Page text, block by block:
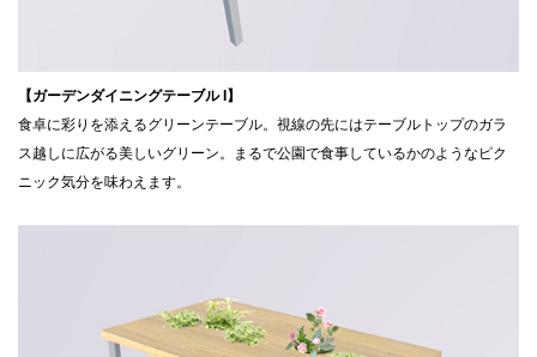
【ガーデンダイニングテーブル I】
食卓に彩りを添えるグリーンテーブル。視線の先にはテーブルトップのガラ
ス越しに広がる美しいグリーン。まるで公園で食事しているかのようなピク
ニック気分を味わえます。